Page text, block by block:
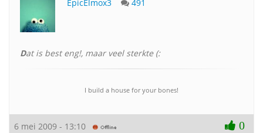
EpicElmox3 491
Dat is best eng!, maar veel sterkte (:
I build a house for your bones!
6 mei 2009 - 13:10 0